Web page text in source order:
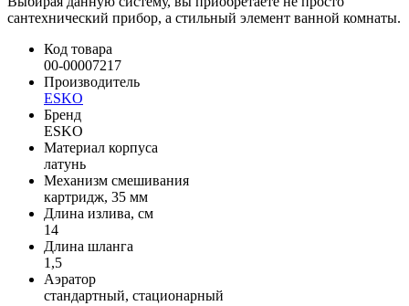
сантехнический прибор, а стильный элемент ванной комнаты.
Код товара
00-00007217
Производитель
ESKO
Бренд
ESKO
Материал корпуса
латунь
Механизм смешивания
картридж, 35 мм
Длина излива, см
14
Длина шланга
1,5
Аэратор
стандартный, стационарный